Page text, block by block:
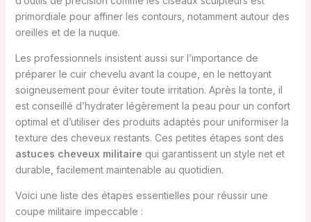
primordiale pour affiner les contours, notamment autour des
oreilles et de la nuque.
Les professionnels insistent aussi sur l’importance de
préparer le cuir chevelu avant la coupe, en le nettoyant
soigneusement pour éviter toute irritation. Après la tonte, il
est conseillé d’hydrater légèrement la peau pour un confort
optimal et d’utiliser des produits adaptés pour uniformiser la
texture des cheveux restants. Ces petites étapes sont des
astuces cheveux militaire qui garantissent un style net et
durable, facilement maintenable au quotidien.
Voici une liste des étapes essentielles pour réussir une
coupe militaire impeccable :